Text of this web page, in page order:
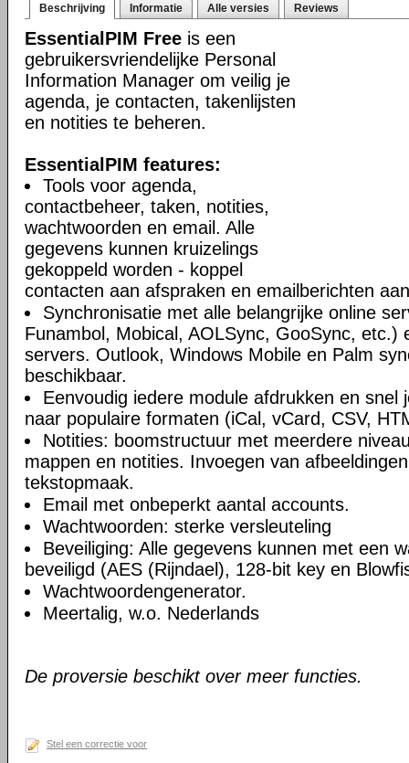
Beschrijving Informatie Alle versies Reviews
EssentialPIM Free is een
gebruikersvriendelijke Personal
Information Manager om veilig je
agenda, je contacten, takenlijsten
en notities te beheren.
EssentialPIM features:
Tools voor agenda,
contactbeheer, taken, notities,
wachtwoorden en email. Alle
gegevens kunnen kruizelings
gekoppeld worden - koppel
contacten aan afspraken en emailberichten
Synchronisatie met alle belangrijke online
Funambol, Mobical, AOLSync, GooSync, etc.)
servers. Outlook, Windows Mobile en Palm
beschikbaar.
Eenvoudig iedere module afdrukken en snel
naar populaire formaten (iCal, vCard, CSV,
Notities: boomstructuur met meerdere
mappen en notities. Invoegen van
tekstopmaak.
Email met onbeperkt aantal accounts.
Wachtwoorden: sterke versleuteling
Beveiliging: Alle gegevens kunnen met een
beveiligd (AES (Rijndael), 128-bit key en
Wachtwoordengenerator.
Meertalig, w.o. Nederlands
De proversie beschikt over meer functies.
Stel een correctie voor